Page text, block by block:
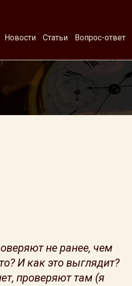
Новости Статьи Вопрос-ответ
не ранее, чем
И как это выглядит?
проверяют там (я